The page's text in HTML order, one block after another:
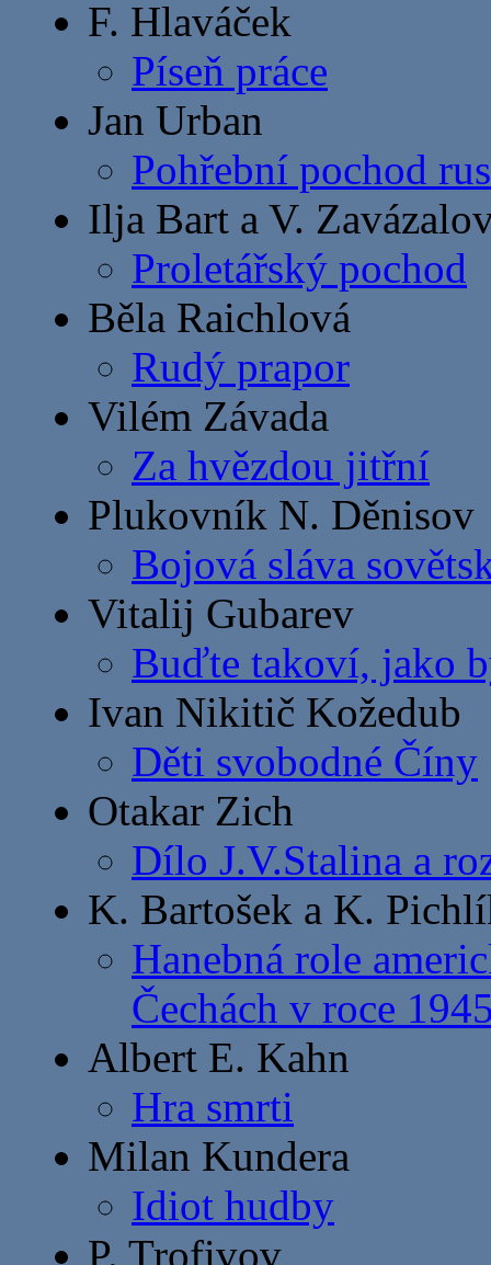
F. Hlaváček
Píseň práce
Jan Urban
Pohřební pochod
Ilja Bart a V.
Proletářský pochod
Běla Raichlová
Rudý prapor
Vilém Závada
Za hvězdou jitřní
Plukovník N. Děnisov
Bojová sláva
Vitalij Gubarev
Buďte takoví, jako
Ivan Nikitič Kožedub
Děti svobodné Číny
Otakar Zich
Dílo J.V.Stalina a
K. Bartošek a K.
Hanebná role
Čechách v roce
Albert E. Kahn
Hra smrti
Milan Kundera
Idiot hudby
P. Trofivov